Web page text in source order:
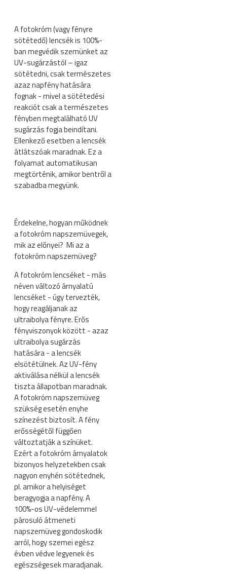
A fotokróm (vagy fényre
sötétedő) lencsék is 100%-
ban megvédik szemünket az
UV-sugárzástól – igaz
sötétedni, csak természetes
azaz napfény hatására
fognak - mivel a sötétedési
reakciót csak a természetes
fényben megtalálható UV
sugárzás fogja beindítani.
Ellenkező esetben a lencsék
átlátszóak maradnak. Ez a
folyamat automatikusan
megtörténik, amikor bentről a
szabadba megyünk.
Érdekelne, hogyan működnek
a fotokróm napszemüvegek,
mik az előnyei? Mi az a
fotokróm napszemüveg?
A fotokróm lencséket - más
néven változó árnyalatú
lencséket - úgy tervezték,
hogy reagáljanak az
ultraibolya fényre. Erős
fényviszonyok között - azaz
ultraibolya sugárzás
hatására - a lencsék
elsötétülnek. Az UV-fény
aktiválása nélkül a lencsék
tiszta állapotban maradnak.
A fotokróm napszemüveg
szükség esetén enyhe
színezést biztosít. A fény
erősségétől függően
változtatják a színüket.
Ezért a fotokróm árnyalatok
bizonyos helyzetekben csak
nagyon enyhén sötétednek,
pl. amikor a helyiséget
beragyogja a napfény. A
100%-os UV-védelemmel
párosuló átmeneti
napszemüveg gondoskodik
arról, hogy szemei egész
évben védve legyenek és
egészségesek maradjanak.